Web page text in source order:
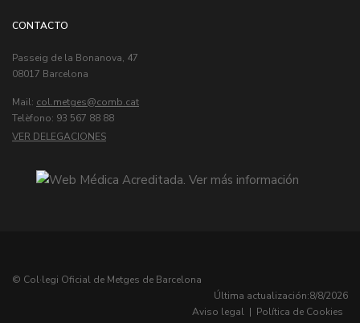
CONTACTO
Passeig de la Bonanova, 47
08017 Barcelona
Mail: col.metges
Telèfono: 93 567 88 88
VER DELEGACIONES
© Col·legi Oficial de Metges de Barcelona
Última actualización:8/8/2026
Aviso legal | Política de Cookies